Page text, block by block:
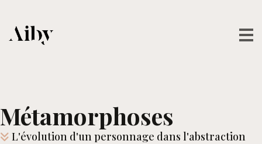
Métamorphoses
L'évolution d'un personnage dans l'abstraction